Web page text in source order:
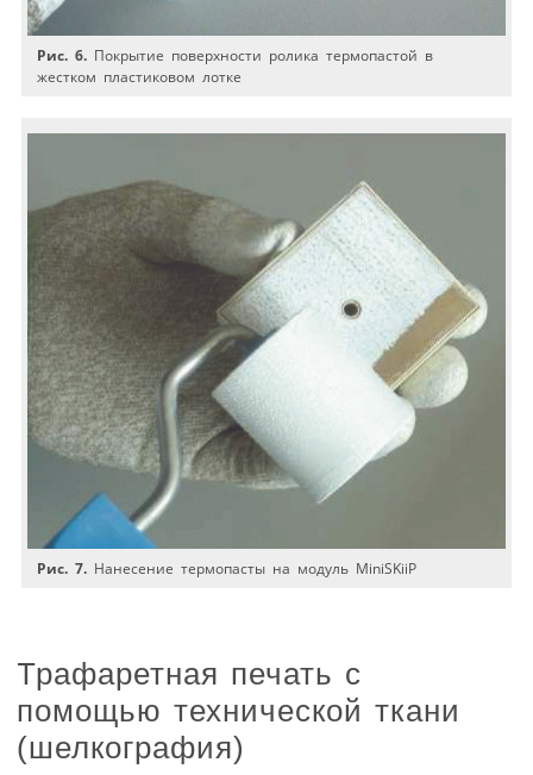
Рис. 6. Покрытие поверхности ролика термопастой в
жестком пластиковом лотке
Рис. 7. Нанесение термопасты на модуль MiniSKiiP
Трафаретная печать с
помощью технической ткани
(шелкография)